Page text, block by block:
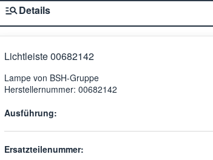
Details
Lichtleiste 00682142
Lampe von BSH-Gruppe
Herstellernummer: 00682142
Ausführung:
Ersatzteilenummer: